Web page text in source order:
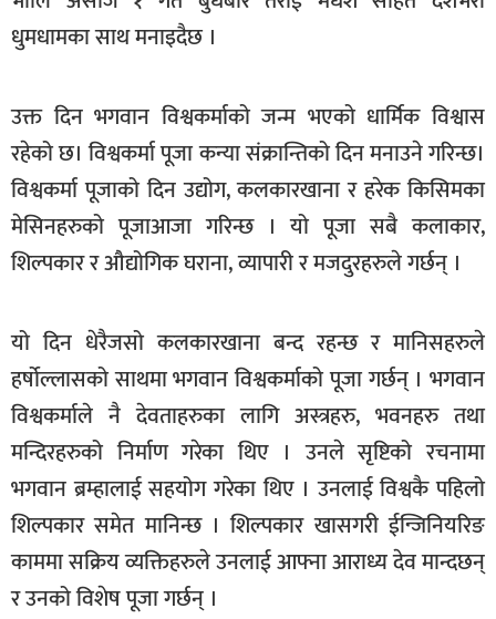
खेलकुद
फोटो
/
भिडियो
अन्य
समाज
विचार
स्वास्थ्य
धुमधामका साथ मनाइदैछ ।
उक्त दिन भगवान विश्वकर्माको जन्म भएको धार्मिक विश्वास
रहेको छ। विश्वकर्मा पूजा कन्या संक्रान्तिको दिन मनाउने गरिन्छ।
विश्वकर्मा पूजाको दिन उद्योग, कलकारखाना र हरेक किसिमका
मेसिनहरुको पूजाआजा गरिन्छ । यो पूजा सबै कलाकार,
शिल्पकार र औद्योगिक घराना, व्यापारी र मजदुरहरुले गर्छन् ।
यो दिन धेरैजसो कलकारखाना बन्द रहन्छ र मानिसहरुले
हर्षोल्लासको साथमा भगवान विश्वकर्माको पूजा गर्छन् । भगवान
विश्वकर्माले नै देवताहरुका लागि अस्त्रहरु, भवनहरु तथा
मन्दिरहरुको निर्माण गरेका थिए । उनले सृष्टिको रचनामा
भगवान ब्रम्हालाई सहयोग गरेका थिए । उनलाई विश्वकै पहिलो
शिल्पकार समेत मानिन्छ । शिल्पकार खासगरी ईन्जिनियरिङ
काममा सक्रिय व्यक्तिहरुले उनलाई आफ्ना आराध्य देव मान्दछन्
र उनको विशेष पूजा गर्छन् ।